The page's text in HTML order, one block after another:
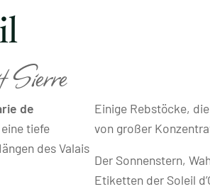
Sierre
de
tiefe
des Valais
Einige Rebstöcke,
von großer
Der Sonnenstern,
Etiketten der Soleil